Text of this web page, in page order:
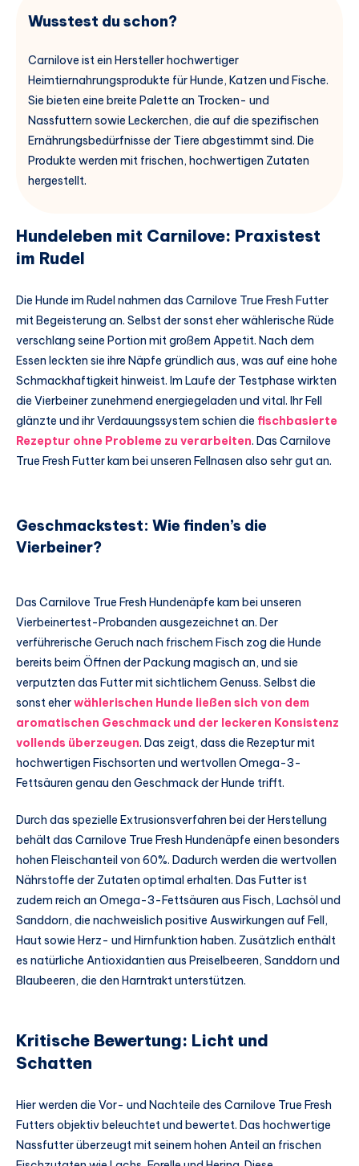
Wusstest du schon?
Carnilove ist ein Hersteller hochwertiger
Heimtiernahrungsprodukte für Hunde, Katzen und Fische.
Sie bieten eine breite Palette an Trocken- und
Nassfuttern sowie Leckerchen, die auf die spezifischen
Ernährungsbedürfnisse der Tiere abgestimmt sind. Die
Produkte werden mit frischen, hochwertigen Zutaten
hergestellt.
Hundeleben mit Carnilove: Praxistest
im Rudel
Die Hunde im Rudel nahmen das Carnilove True Fresh Futter
mit Begeisterung an. Selbst der sonst eher wählerische Rüde
verschlang seine Portion mit großem Appetit. Nach dem
Essen leckten sie ihre Näpfe gründlich aus, was auf eine hohe
Schmackhaftigkeit hinweist. Im Laufe der Testphase wirkten
die Vierbeiner zunehmend energiegeladen und vital. Ihr Fell
glänzte und ihr Verdauungssystem schien die fischbasierte
Rezeptur ohne Probleme zu verarbeiten. Das Carnilove
True Fresh Futter kam bei unseren Fellnasen also sehr gut an.
Geschmackstest: Wie finden’s die
Vierbeiner?
Das Carnilove True Fresh Hundenäpfe kam bei unseren
Vierbeinertest-Probanden ausgezeichnet an. Der
verführerische Geruch nach frischem Fisch zog die Hunde
bereits beim Öffnen der Packung magisch an, und sie
verputzten das Futter mit sichtlichem Genuss. Selbst die
sonst eherwählerischen Hunde ließen sich von dem
aromatischen Geschmack und der leckeren Konsistenz
vollends überzeugen. Das zeigt, dass die Rezeptur mit
hochwertigen Fischsorten und wertvollen Omega-3-
Fettsäuren genau den Geschmack der Hunde trifft.
Durch das spezielle Extrusionsverfahren bei der Herstellung
behält das Carnilove True Fresh Hundenäpfe einen besonders
hohen Fleischanteil von 60%. Dadurch werden die wertvollen
Nährstoffe der Zutaten optimal erhalten. Das Futter ist
zudem reich an Omega-3-Fettsäuren aus Fisch, Lachsöl und
Sanddorn, die nachweislich positive Auswirkungen auf Fell,
Haut sowie Herz- und Hirnfunktion haben. Zusätzlich enthält
es natürliche Antioxidantien aus Preiselbeeren, Sanddorn und
Blaubeeren, die den Harntrakt unterstützen.
Kritische Bewertung: Licht und
Schatten
Hier werden die Vor- und Nachteile des Carnilove True Fresh
Futters objektiv beleuchtet und bewertet. Das hochwertige
Nassfutter überzeugt mit seinem hohen Anteil an frischen